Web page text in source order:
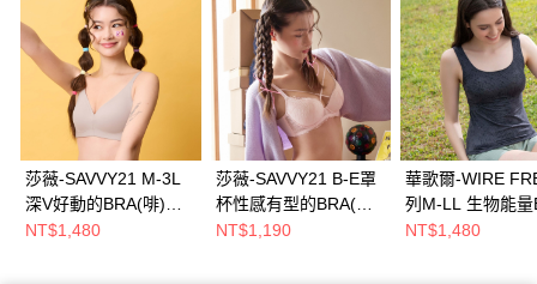
莎薇-SAVVY21 M-3L
深V好動的BRA(啡)
ABB201LB
NT$1,480
莎薇-SAVVY21 B-E罩
杯性感有型的BRA(粉)
QB3308PM
NT$1,190
華歌爾-WIRE
列M-LL 生物能量
T背心(炭石灰)
NT$1,480